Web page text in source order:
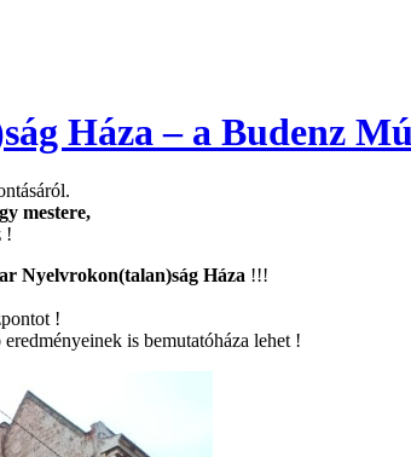
Háza – a Budenz
mestere,
!
Nyelvrokon(talan)ság Háza !!!
!
is bemutatóháza lehet !